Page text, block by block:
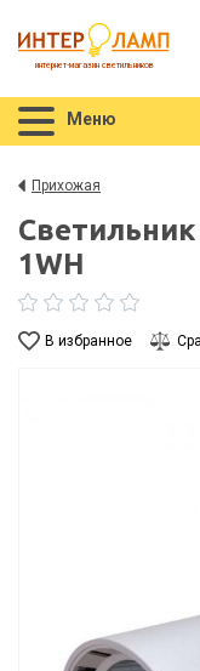
интернет-магазин светильников
Меню
Прихожая
1WH
В избранное